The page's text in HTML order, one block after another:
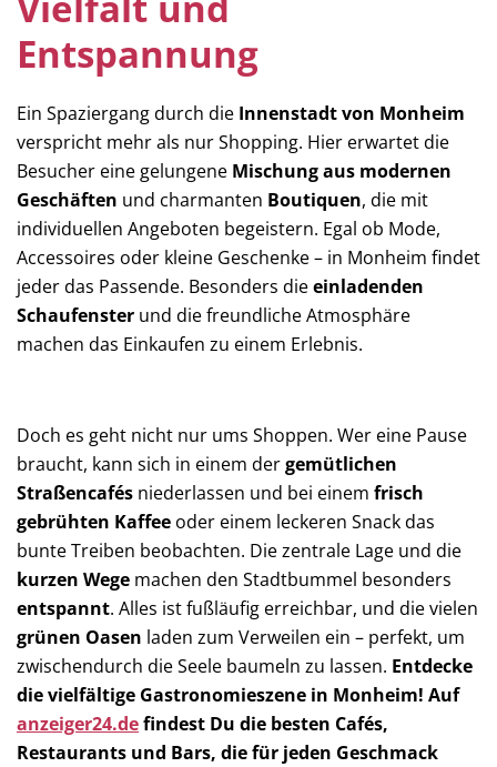
Entspannung
Ein Spaziergang durch die Innenstadt von Monheim
verspricht mehr als nur Shopping. Hier erwartet die
Besucher eine gelungene Mischung aus modernen
Geschäften und charmanten Boutiquen, die mit
individuellen Angeboten begeistern. Egal ob Mode,
Accessoires oder kleine Geschenke – in Monheim findet
jeder das Passende. Besonders dieeinladenden
Schaufenster und die freundliche Atmosphäre
machen das Einkaufen zu einem Erlebnis.
Doch es geht nicht nur ums Shoppen. Wer eine Pause
braucht, kann sich in einem dergemütlichen
Straßencafés niederlassen und bei einem frisch
gebrühten Kaffee oder einem leckeren Snack das
bunte Treiben beobachten. Die zentrale Lage und die
kurzen Wege machen den Stadtbummel besonders
entspannt. Alles ist fußläufig erreichbar, und die vielen
grünen Oasen laden zum Verweilen ein – perfekt, um
zwischendurch die Seele baumeln zu lassen. Entdecke
die vielfältige Gastronomieszene in Monheim! Auf
anzeiger24.defindest Du die besten Cafés,
Restaurants und Bars, die für jeden Geschmack